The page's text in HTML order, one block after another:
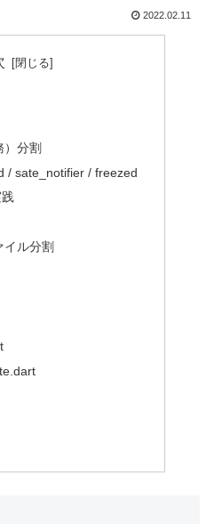
2022.02.11
分割
/ sate_notifier / freezed
ル分割